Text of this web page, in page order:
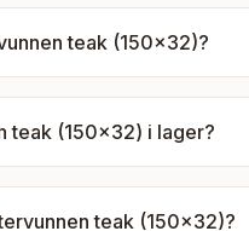
teak (150x32)?
teak (150x32) i lager?
teak (150x32)?